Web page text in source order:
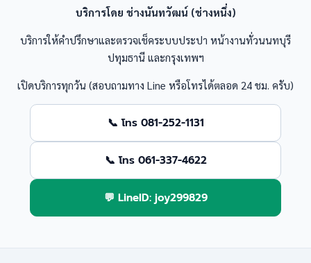
บริการโดย ช่างนันทวัฒน์ (ช่างหนึ่ง)
บริการให้คำปรึกษาและตรวจเช็คระบบประปา หน้างานทั่วนนทบุรี
ปทุมธานี และกรุงเทพฯ
เปิดบริการทุกวัน (สอบถามทาง Line หรือโทรได้ตลอด 24 ชม. ครับ)
📞 โทร 081-252-1131
📞 โทร 061-337-4622
💬 LineID: joy299829